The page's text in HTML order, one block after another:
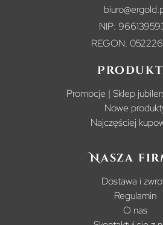
NIP:
REGON:
Promocje | Sklep
Nowe
Najczęściej
Nasza
Dostawa i
Regulamin
O nas